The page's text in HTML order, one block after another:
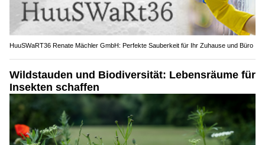
HuuSWaRT36 Renate Mächler GmbH: Perfekte Sauberkeit für Ihr Zuhause und Büro
Wildstauden und Biodiversität: Lebensräume für
Insekten schaffen